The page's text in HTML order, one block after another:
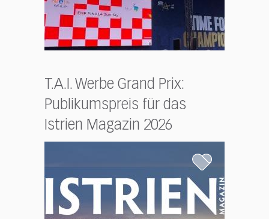
T.A.I. Werbe Grand Prix:
Publikumspreis für das
Istrien Magazin 2026